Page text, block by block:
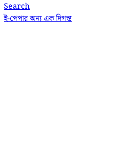
Search
ই-পেপারঅন্য এক দিগন্ত